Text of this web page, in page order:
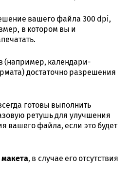
вашего файла 300 dpi,
в котором вы и
(например, календари-
достаточно разрешения
готовы выполнить
ретушь для улучшения
вашего файла, если это будет
макета, в случае его отсутствия